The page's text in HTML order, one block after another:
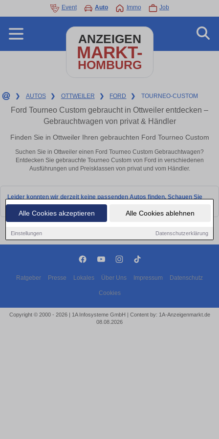
Alle Cookies akzeptieren Alle Cookies ablehnen
Einstellungen Datenschutzerklärung
Event Auto Immo Job
ANZEIGEN
MARKT-
HOMBURG
❯ AUTOS ❯ OTTWEILER ❯ FORD ❯ TOURNEO-CUSTOM
Ford Tourneo Custom gebraucht in Ottweiler entdecken –
Gebrauchtwagen von privat & Händler
Finden Sie in Ottweiler Ihren gebrauchten Ford Tourneo Custom
Suchen Sie in Ottweiler einen Ford Tourneo Custom Gebrauchtwagen?
Entdecken Sie gebrauchte Tourneo Custom von Ford in verschiedenen
Ausführungen und Preisklassen von privat und vom Händler.
Leider konnten wir derzeit keine passenden Autos finden. Schauen Sie
bald wieder vorbei!
Ratgeber Presse Lokales Über Uns Impressum Datenschutz
Cookies
Copyright © 2000 - 2026 | 1A Infosysteme GmbH | Content by: 1A-Anzeigenmarkt.de
08.08.2026